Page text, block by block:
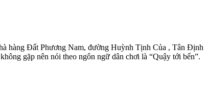
hàng Đất Phương Nam, đường Huỳnh Tịnh Của , Tân Định
gặp nên nói theo ngôn ngữ dân chơi là “Quậy tới bến”.